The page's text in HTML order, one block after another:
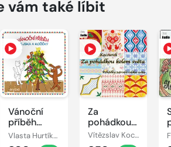
vám také líbit
Vánoční
příběh
pejska a
kočičky
Vlasta Hurtíková
Za
pohádkou
kolem
světa
Vítězslav Kocourek